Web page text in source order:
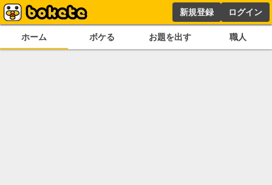
新規登録 ログイン
ホーム ボケる お題を出す 職人